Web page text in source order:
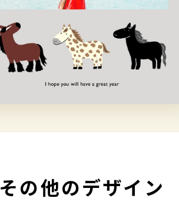
その他のデザイン